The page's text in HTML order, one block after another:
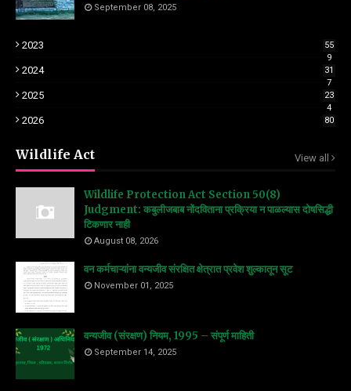
September 08, 2025
2023
55
9
2024
31
7
2025
23
4
2026 80
Wildlife Act View all
Wildlife Protection Act Section 50(8)
Judgment: कबुलीजबाब नोंदविताना प्रक्रिया न पाळल्यास दोषसिद्धी
टिकणार नाही
August 08, 2026
वन कर्मचाऱ्यांना वन्यजीव संरक्षित क्षेत्रात प्रवेश शुल्कातून सूट
November 01, 2025
वन्यजीव (संरक्षण) नियम, 1995 – संपूर्ण माहिती
September 14, 2025